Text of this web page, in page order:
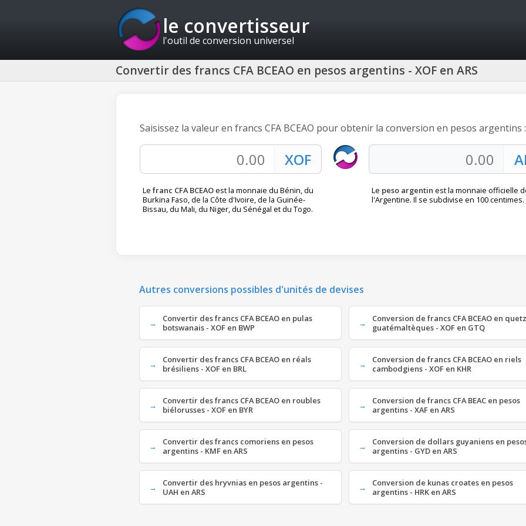
le convertisseur
l'outil de conversion universel
Convertir des francs CFA BCEAO en pesos argentins - XOF en ARS
Saisissez la valeur en francs CFA BCEAO pour obtenir la conversion en pesos argentins :
Le franc CFA BCEAOest la monnaie du Bénin, du
Burkina Faso, de la Côte d'Ivoire, de la Guinée-
Bissau, du Mali, du Niger, du Sénégal et du Togo.
Le peso argentin est la monnaie officielle
l'Argentine. Il se subdivise en 100 centimes.
Autres conversions possibles d'unités de devises
Convertir des francs CFA BCEAO en pulas
botswanais - XOF en BWP
Conversion de francs CFA BCEAO en
guatémaltèques - XOF en GTQ
Convertir des francs CFA BCEAO en réals
brésiliens - XOF en BRL
Conversion de francs CFA BCEAO en riels
cambodgiens - XOF en KHR
Convertir des francs CFA BCEAO en roubles
biélorusses - XOF en BYR
Conversion de francs CFA BEAC en pesos
argentins - XAF en ARS
Convertir des francs comoriens en pesos
argentins - KMF en ARS
Conversion de dollars guyaniens en
argentins - GYD en ARS
Convertir des hryvnias en pesos argentins -
UAH en ARS
Conversion de kunas croates en pesos
argentins - HRK en ARS